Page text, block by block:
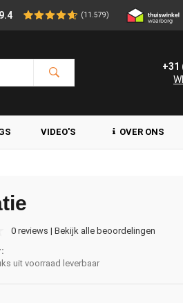
(11.579)
+31
VIDEO'S OVER ONS
0 reviews | Bekijk alle beoordelingen
uit voorraad leverbaar